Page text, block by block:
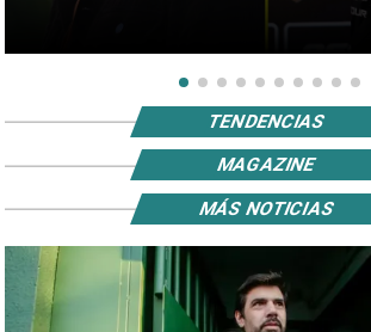
TENDENCIAS
MAGAZINE
MÁS NOTICIAS